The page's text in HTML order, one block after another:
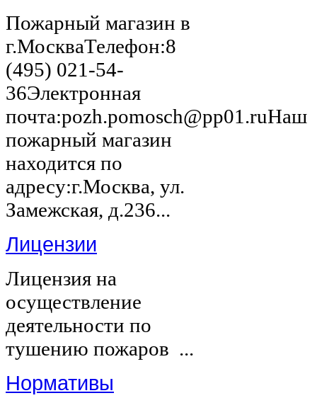
Пожарный магазин в
г.МоскваТелефон:8
(495) 021-54-
36Электронная
почта:pozh.pomosch@pp01.ruНаш
пожарный магазин
находится по
адресу:г.Москва, ул.
Замежская, д.236...
Лицензии
Лицензия на
осуществление
деятельности по
тушению пожаров ...
Нормативы